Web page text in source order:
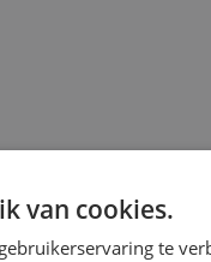
van cookies.
te